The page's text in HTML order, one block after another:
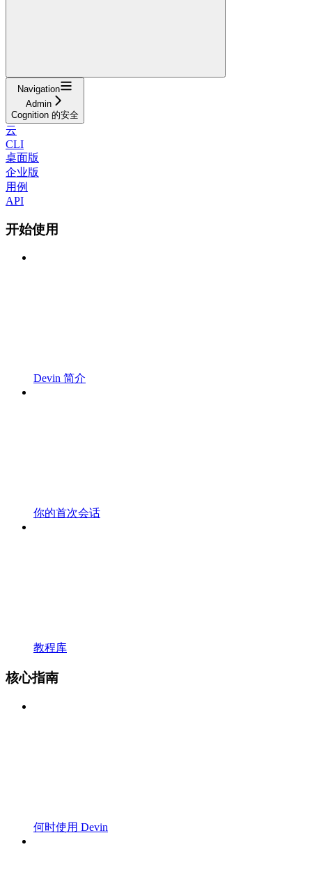
Navigation
Admin
Cognition 的安全
云
CLI
桌面版
企业版
用例
API
开始使用
Devin 简介
你的首次会话
教程库
核心指南
何时使用 Devin